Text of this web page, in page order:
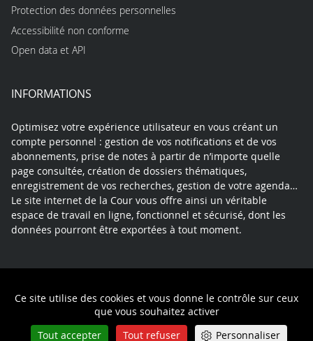
Ce site utilise des cookies et vous donne le contrôle sur ceux
que vous souhaitez activer
Tout accepter
Tout refuser Personnaliser
Protection des données personnelles
Accessibilité non conforme
Open data et API
INFORMATIONS
Optimisez votre expérience utilisateur en vous créant un
compte personnel : gestion de vos notifications et de vos
abonnements, prise de notes à partir de n’importe quelle
page consultée, création de dossiers thématiques,
enregistrement de vos recherches, gestion de votre agenda…
Le site internet de la Cour vous offre ainsi un véritable
espace de travail en ligne, fonctionnel et sécurisé, dont les
données pourront être exportées à tout moment.
Politique de confidentialité